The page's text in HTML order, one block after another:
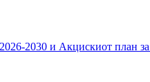
2030 и Акцискиот план